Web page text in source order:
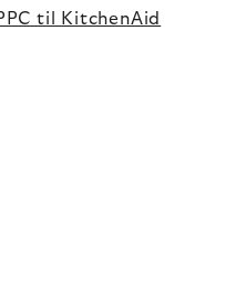
til KitchenAid